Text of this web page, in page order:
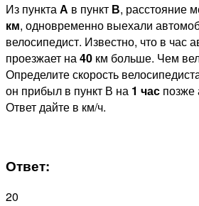
Из пунктаА в пункт В, расстояние
км, одновременно выехали
велосипедист. Известно, что в час
проезжает на40 км больше. Чем
Определите скорость
он прибыл в пункт В на 1 час позже
Ответ дайте в км/ч.
Ответ:
20